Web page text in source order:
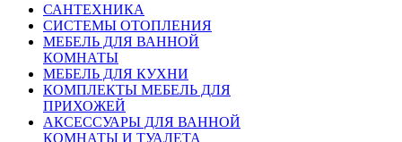
САНТЕХНИКА
СИСТЕМЫ ОТОПЛЕНИЯ
МЕБЕЛЬ ДЛЯ ВАННОЙ
КОМНАТЫ
МЕБЕЛЬ ДЛЯ КУХНИ
КОМПЛЕКТЫ МЕБЕЛЬ ДЛЯ
ПРИХОЖЕЙ
АКСЕССУАРЫ ДЛЯ ВАННОЙ
КОМНАТЫ И ТУАЛЕТА